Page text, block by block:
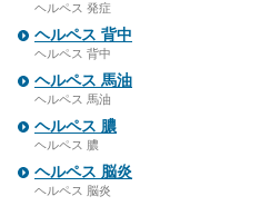
ヘルペス 発症
ヘルペス 背中
ヘルペス 背中
ヘルペス 馬油
ヘルペス 馬油
ヘルペス 膿
ヘルペス 膿
ヘルペス 脳炎
ヘルペス 脳炎